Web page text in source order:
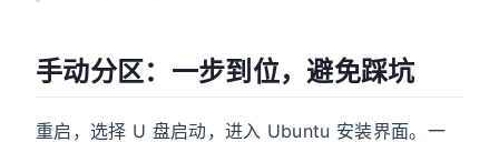
手动分区：一步到位，避免踩坑
重启，选择 U 盘启动，进入 Ubuntu 安装界面。一